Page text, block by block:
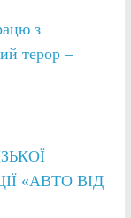
з
терор –
«АВТО ВІД